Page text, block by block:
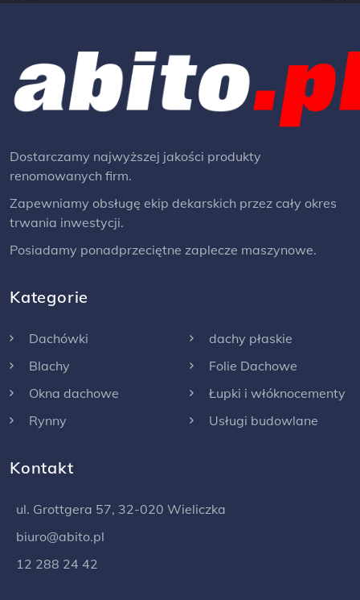
Dostarczamy najwyższej jakości produkty
renomowanych firm.
Zapewniamy obsługę ekip dekarskich przez cały okres
trwania inwestycji.
Posiadamy ponadprzeciętne zaplecze maszynowe.
Kategorie
Dachówki
Blachy
Okna dachowe
Rynny
dachy płaskie
Folie Dachowe
Łupki i włóknocementy
Usługi budowlane
Kontakt
ul. Grottgera 57, 32-020 Wieliczka
biuro@abito.pl
12 288 24 42